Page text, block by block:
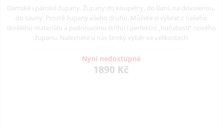
Dámské i pánské župany. Župany do koupelny, do lázní, na dovolenou,
do sauny. Prostě župany všeho druhu. Můžete si vybrat z našeho
skvělého materiálu a padnoucímu střihu i perfektní „huňatostí“ nového
županu. Naleznete u nás široký výběr ve velikostech
Nyní nedostupné
1890 Kč